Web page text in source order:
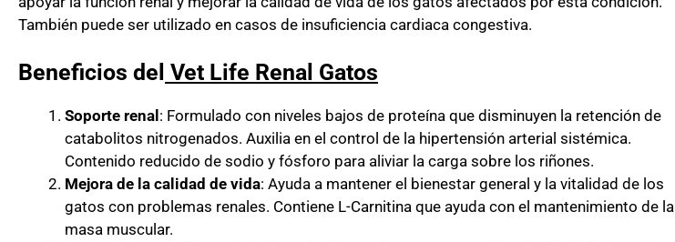
También puede ser utilizado en casos de insuficiencia cardiaca congestiva.
Beneficios del Vet Life Renal Gatos
Soporte renal : Formulado con niveles bajos de proteína que disminuyen la retención de
catabolitos nitrogenados. Auxilia en el control de la hipertensión arterial sistémica.
Contenido reducido de sodio y fósforo para aliviar la carga sobre los riñones.
Mejora de la calidad de vida: Ayuda a mantener el bienestar general y la vitalidad de los
gatos con problemas renales. Contiene L-Carnitina que ayuda con el mantenimiento de la
masa muscular.